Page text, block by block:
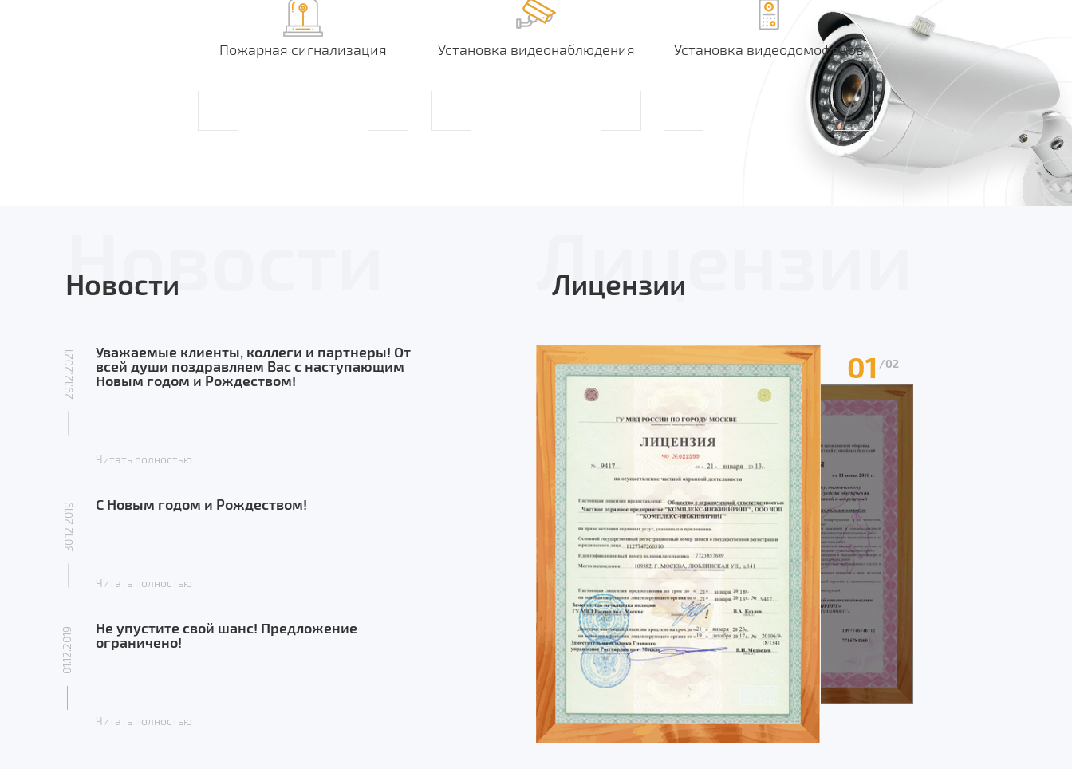
Пожарная сигнализация Установка видеонаблюдения Установка видеодомофонов
Новости
Новости
29.12.2021
Уважаемые клиенты, коллеги и партнеры! От
всей души поздравляем Вас с наступающим
Новым годом и Рождеством!
Читать полностью
30.12.2019 С Новым годом и Рождеством!
Читать полностью
01.12.2019
Не упустите свой шанс! Предложение
ограничено!
Читать полностью
Лицензии
Лицензии
01 /02